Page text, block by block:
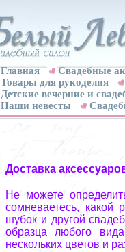
Главная
Свадебные
Товары для рукоделия
Детские вечерние и
Наши невесты
Доставка
Не можете
сомневаетесь, какой
шубок и другой
образца любого
нескольких цветов и